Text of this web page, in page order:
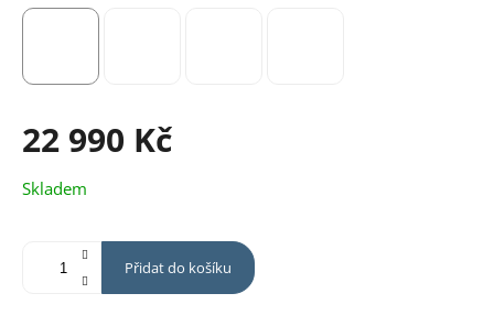
22 990 Kč
Měrná
cena:
Skladem
Přidat do košíku